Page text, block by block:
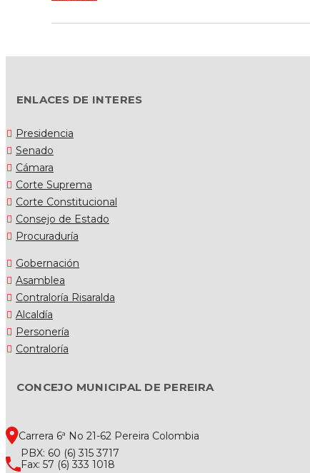
ENLACES DE INTERES
Presidencia
Senado
Cámara
Corte Suprema
Corte Constitucional
Consejo de Estado
Procuraduría
Gobernación
Asamblea
Contraloría Risaralda
Alcaldía
Personería
Contraloría
CONCEJO MUNICIPAL DE PEREIRA
Carrera 6ª No 21-62 Pereira Colombia
PBX: 60 (6) 315 3717
Fax: 57 (6) 333 1018